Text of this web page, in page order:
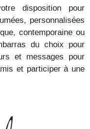
disposition pour
personnalisées
contemporaine ou
du choix pour
et messages pour
et participer à une